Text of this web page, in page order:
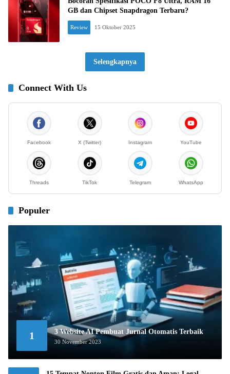
GB dan Chipset Snapdragon Terbaru?
Review 15 Oktober 2025
Selengkapnya
Connect With Us
Facebook X (Twitter) Instagram YouTube
Threads TikTok Telegram WhatsApp
Populer
1 3 Website AI Pembuat Jurnal Otomatis Terbaik
30 November 2023